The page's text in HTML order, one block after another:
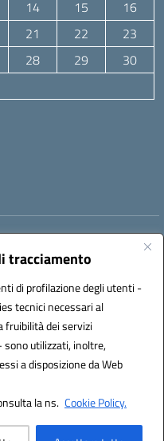
tracciamento
di profilazione degli utenti -
tecnici necessari al
fruibilità dei servizi
sono utilizzati, inoltre,
a disposizione da Web
la ns. Cookie Policy.
14 15
16
21 22
23
28 29
30
3D Solution S.r.l.
Designers Italia